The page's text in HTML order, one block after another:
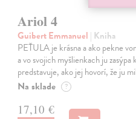
Ariol 4
Guibert Emmanuel | Kniha
PEŤULA je krásna a ako pekne
a vo svojich myšlienkach ju
predstavuje, ako jej hovorí, že ju
Na sklade ?
17,10 €